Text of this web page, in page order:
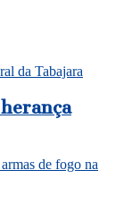
da Tabajara
de fogo na